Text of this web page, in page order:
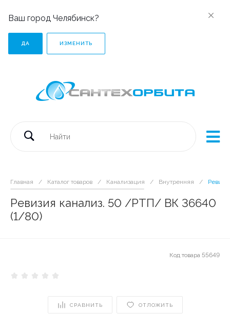
Ваш город Челябинск?
ДА ИЗМЕНИТЬ
Главная / Каталог товаров / Канализация / Внутренняя /
Ревизия канализ. 50 /РТП/ ВК 36640
(1/80)
Код товара 55649
СРАВНИТЬ ОТЛОЖИТЬ